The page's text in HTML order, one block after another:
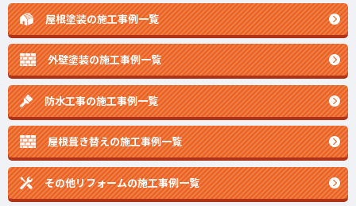
屋根塗装の施工事例一覧
外壁塗装の施工事例一覧
防水工事の施工事例一覧
屋根葺き替えの施工事例一覧
その他リフォームの施工事例一覧